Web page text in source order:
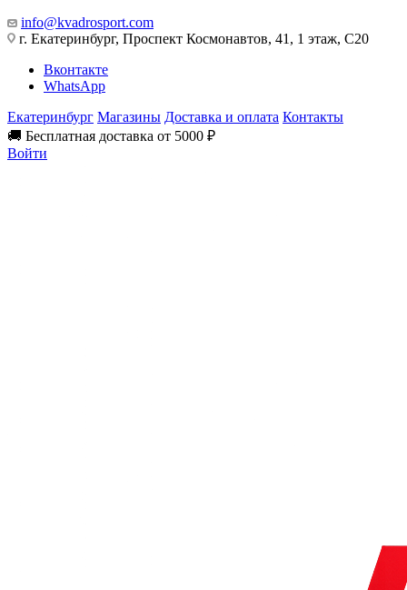
info@kvadrosport.com
г. Екатеринбург, Проспект Космонавтов, 41, 1 этаж, С20
Вконтакте
WhatsApp
Екатеринбург Магазины Доставка и оплата Контакты
🚚 Бесплатная доставка от 5000 ₽
Войти